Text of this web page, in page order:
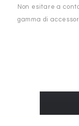
Non esitare a
gamma di